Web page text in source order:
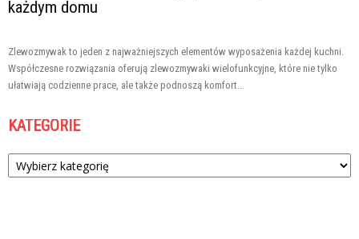
każdym domu
Zlewozmywak to jeden z najważniejszych elementów wyposażenia każdej kuchni.
Współczesne rozwiązania oferują zlewozmywaki wielofunkcyjne, które nie tylko
ułatwiają codzienne prace, ale także podnoszą komfort...
KATEGORIE
Kategorie